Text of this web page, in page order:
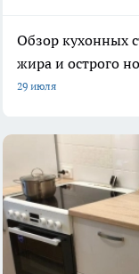
Обзор кухонных
жира и острого
29 июля